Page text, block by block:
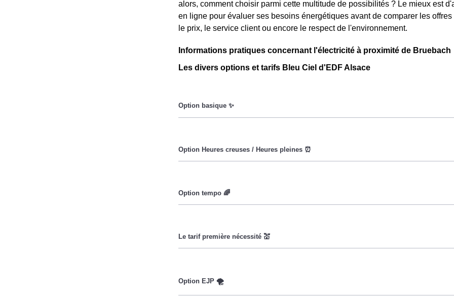
alors, comment choisir parmi cette multitude de possibilités ? Le mieux est
en ligne pour évaluer ses besoins énergétiques avant de comparer les
le prix, le service client ou encore le respect de l'environnement.
Informations pratiques concernant l'électricité à proximité de Bruebach
Les divers options et tarifs Bleu Ciel d'EDF Alsace
réduire sa facture d'électricité en faisant attention à sa consommation en à